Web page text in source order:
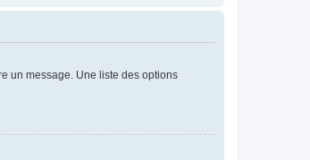
un message. Une liste des options